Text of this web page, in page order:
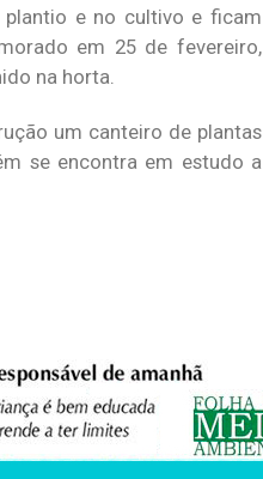
plantio e no cultivo e ficam
em 25 de fevereiro,
na horta.
um canteiro de plantas
se encontra em estudo a